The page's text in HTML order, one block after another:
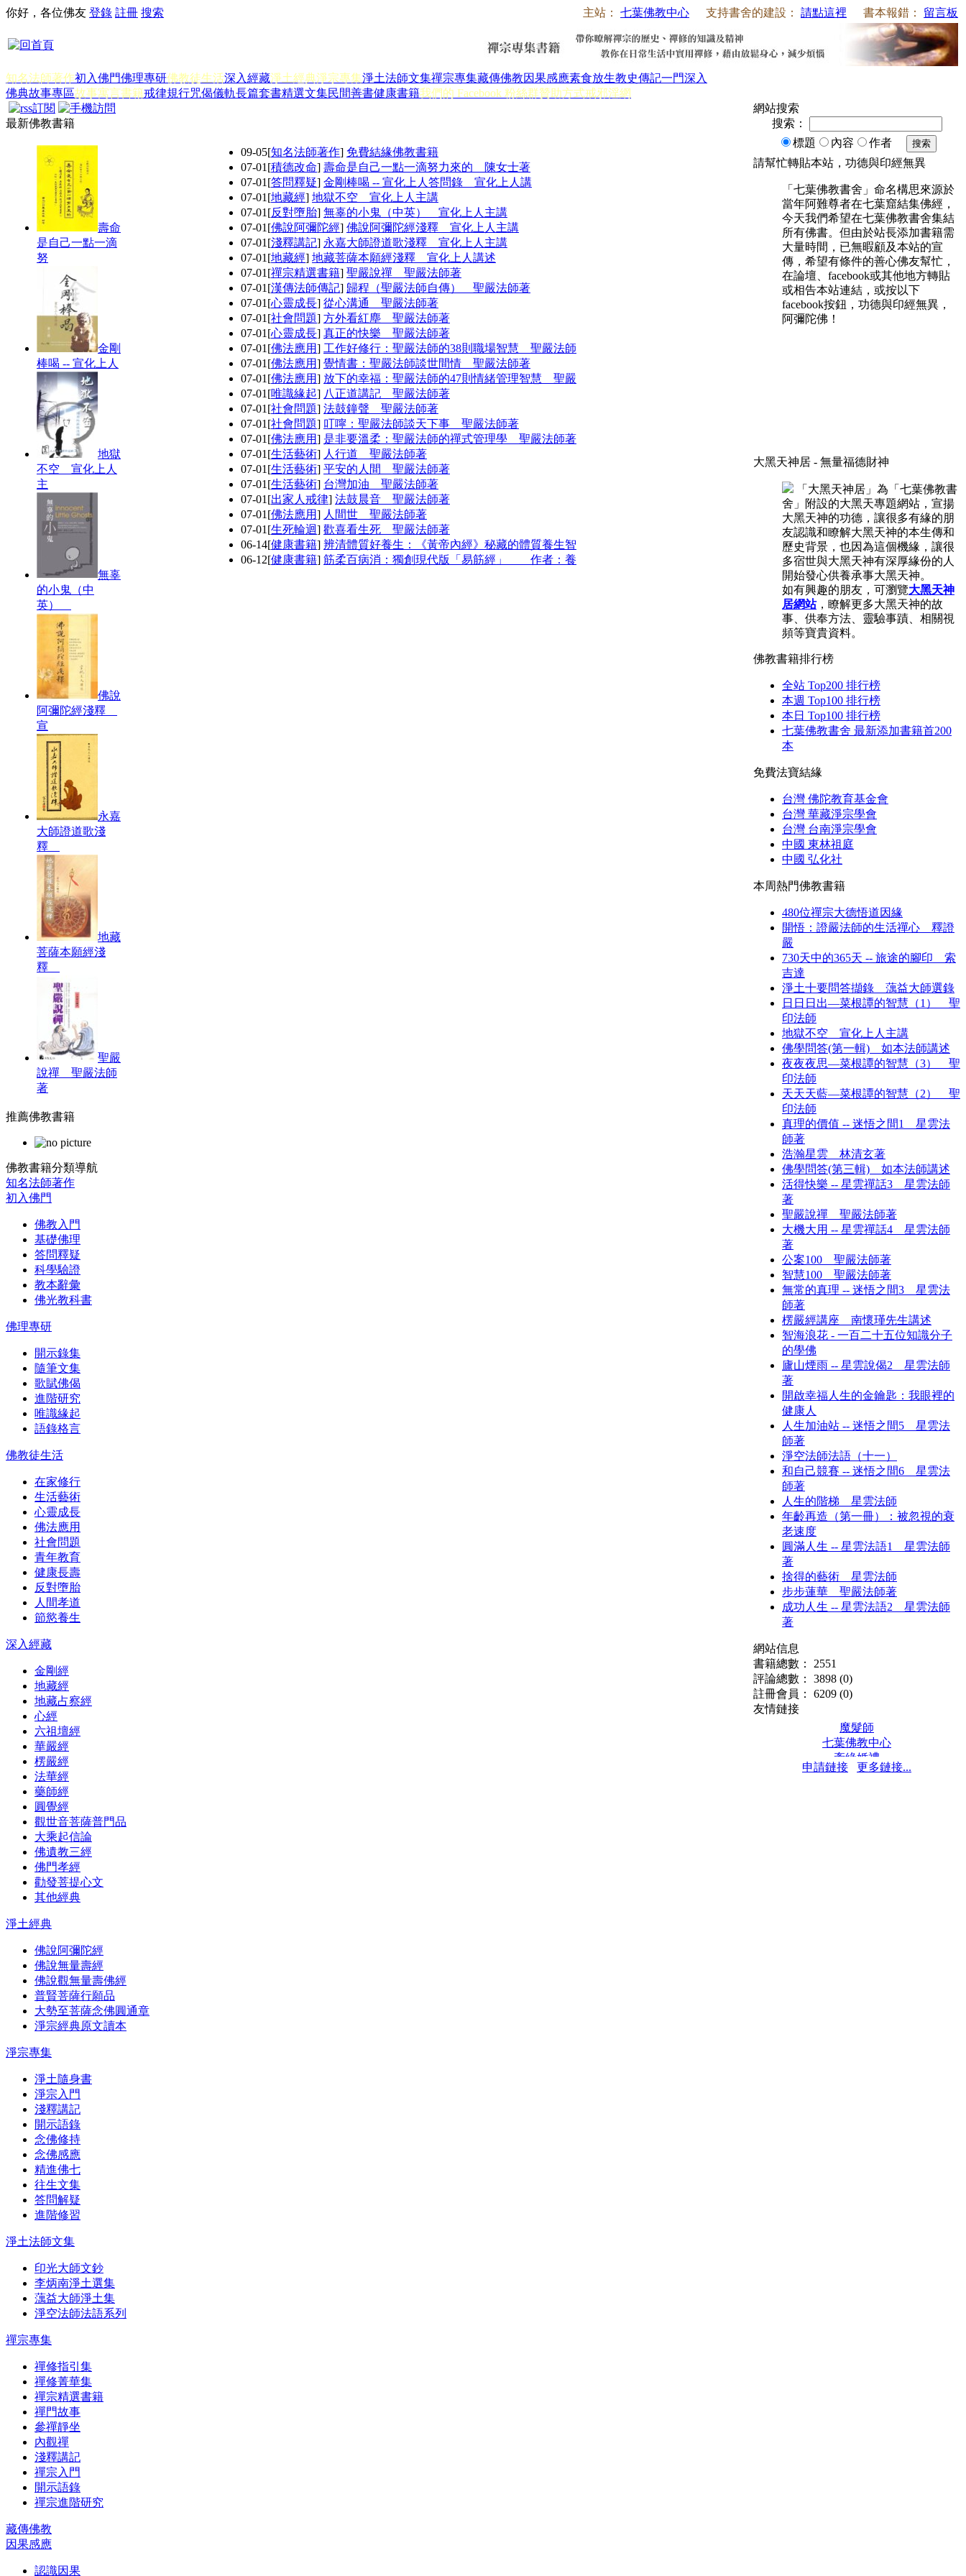
主站： 七葉佛教中心 支持書舍的建設： 請點這裡 書本報錯： 留言板
你好，各位佛友 登錄 註冊 搜索
知名法師著作初入佛門佛理專研佛教徒生活深入經藏淨土經典淨宗專集淨土法師文集禪宗專集藏傳佛教因果感應素食放生教史傳記一門深入
佛典故事專區故事寓言書籍戒律規行咒偈儀軌長篇套書精選文集民間善書健康書籍我們的 Facebook 粉絲群贊助方式戒邪淫網
最新佛教書籍
壽命
是自己一點一滴
努
金剛
棒喝 -- 宣化上人
地獄
不空 宣化上人
主
無辜
的小鬼（中
英）
佛說
阿彌陀經淺釋
宣
永嘉
大師證道歌淺
釋
地藏
菩薩本願經淺
釋
聖嚴
說禪 聖嚴法師
著
09-05[知名法師著作] 免費結緣佛教書籍
07-01 [積德改命] 壽命是自己一點一滴努力來的 陳女士著
07-01 [答問釋疑] 金剛棒喝 -- 宣化上人答問錄 宣化上人講
07-01 [地藏經] 地獄不空 宣化上人主講
07-01 [反對墮胎] 無辜的小鬼（中英） 宣化上人主講
07-01 [佛說阿彌陀經] 佛說阿彌陀經淺釋 宣化上人主講
07-01 [淺釋講記] 永嘉大師證道歌淺釋 宣化上人主講
07-01 [地藏經] 地藏菩薩本願經淺釋 宣化上人講述
07-01 [禪宗精選書籍] 聖嚴說禪 聖嚴法師著
07-01 [漢傳法師傳記] 歸程（聖嚴法師自傳） 聖嚴法師著
07-01 [心靈成長] 從心溝通 聖嚴法師著
07-01 [社會問題] 方外看紅塵 聖嚴法師著
07-01 [心靈成長] 真正的快樂 聖嚴法師著
07-01 [佛法應用] 工作好修行：聖嚴法師的38則職場智慧 聖嚴法師
07-01 [佛法應用] 覺情書：聖嚴法師談世間情 聖嚴法師著
07-01 [佛法應用] 放下的幸福：聖嚴法師的47則情緒管理智慧 聖嚴
07-01 [唯識緣起] 八正道講記 聖嚴法師著
07-01 [社會問題] 法鼓鐘聲 聖嚴法師著
07-01 [社會問題] 叮嚀：聖嚴法師談天下事 聖嚴法師著
07-01 [佛法應用] 是非要溫柔：聖嚴法師的禪式管理學 聖嚴法師著
07-01 [生活藝術] 人行道 聖嚴法師著
07-01 [生活藝術] 平安的人間 聖嚴法師著
07-01 [生活藝術] 台灣加油 聖嚴法師著
07-01 [出家人戒律] 法鼓晨音 聖嚴法師著
07-01 [佛法應用] 人間世 聖嚴法師著
07-01 [生死輪迴] 歡喜看生死 聖嚴法師著
06-14[健康書籍] 辨清體質好養生：《黃帝內經》秘藏的體質養生智
06-12[健康書籍] 筋柔百病消：獨創現代版「易筋經」 作者：養
推薦佛教書籍
佛教書籍分類導航
知名法師著作
初入佛門
佛教入門
基礎佛理
答問釋疑
科學驗證
教本辭彙
佛光教科書
佛理專研
開示錄集
隨筆文集
歌賦佛偈
進階研究
唯識緣起
語錄格言
佛教徒生活
在家修行
生活藝術
心靈成長
佛法應用
社會問題
青年教育
健康長壽
反對墮胎
人間孝道
節慾養生
深入經藏
金剛經
地藏經
地藏占察經
心經
六祖壇經
華嚴經
楞嚴經
法華經
藥師經
圓覺經
觀世音菩薩普門品
大乘起信論
佛遺教三經
佛門孝經
勸發菩提心文
其他經典
淨土經典
佛說阿彌陀經
佛說無量壽經
佛說觀無量壽佛經
普賢菩薩行願品
大勢至菩薩念佛圓通章
淨宗經典原文讀本
淨宗專集
淨土隨身書
淨宗入門
淺釋講記
開示語錄
念佛修持
念佛感應
精進佛七
往生文集
答問解疑
進階修習
淨土法師文集
印光大師文鈔
李炳南淨土選集
蕅益大師淨土集
淨空法師法語系列
禪宗專集
禪修指引集
禪修菁華集
禪宗精選書籍
禪門故事
參禪靜坐
內觀禪
淺釋講記
禪宗入門
開示語錄
禪宗進階研究
藏傳佛教
因果感應
認識因果
網站搜索
搜索：
標題
內容 作者 搜索
請幫忙轉貼本站，功德與印經無異
「七葉佛教書舍」命名構思來源於
當年阿難尊者在七葉窟結集佛經，
今天我們希望在七葉佛教書舍集結
所有佛書。但由於站長添加書籍需
大量時間，已無暇顧及本站的宣
傳，希望有條件的善心佛友幫忙，
在論壇、facebook或其他地方轉貼
或相告本站連結，或按以下
facebook按鈕，功德與印經無異，
阿彌陀佛！
大黑天神居 - 無量福德財神
「大黑天神居」為「七葉佛教書
舍」附設的大黑天專題網站，宣揚
大黑天神的功德，讓很多有緣的朋
友認識和瞭解大黑天神的本生傳和
歷史背景，也因為這個機緣，讓很
多宿世與大黑天神有深厚緣份的人
開始發心供養承事大黑天神。
如有興趣的朋友，可瀏覽大黑天神
居網站，瞭解更多大黑天神的故
事、供奉方法、靈驗事蹟、相關視
頻等寶貴資料。
佛教書籍排行榜
全站 Top200 排行榜
本週 Top100 排行榜
本日 Top100 排行榜
七葉佛教書舍 最新添加書籍首200
本
免費法寶結緣
台灣 佛陀教育基金會
台灣 華藏淨宗學會
台灣 台南淨宗學會
中國 東林祖庭
中國 弘化社
本周熱門佛教書籍
480位禪宗大德悟道因緣
開悟：證嚴法師的生活禪心 釋證
嚴
730天中的365天 -- 旅途的腳印 索
吉達
淨土十要問答擷錄 蕅益大師選錄
日日日出—菜根譚的智慧（1） 聖
印法師
地獄不空 宣化上人主講
佛學問答(第一輯) 如本法師講述
夜夜夜思—菜根譚的智慧（3） 聖
印法師
天天天藍—菜根譚的智慧（2） 聖
印法師
真理的價值 -- 迷悟之間1 星雲法
師著
浩瀚星雲 林清玄著
佛學問答(第三輯) 如本法師講述
活得快樂 -- 星雲禪話3 星雲法師
著
聖嚴說禪 聖嚴法師著
大機大用 -- 星雲禪話4 星雲法師
著
公案100 聖嚴法師著
智慧100 聖嚴法師著
無常的真理 -- 迷悟之間3 星雲法
師著
楞嚴經講座 南懷瑾先生講述
智海浪花 - 一百二十五位知識分子
的學佛
廬山煙雨 -- 星雲說偈2 星雲法師
著
開啟幸福人生的金鑰匙：我眼裡的
健康人
人生加油站 -- 迷悟之間5 星雲法
師著
淨空法師法語（十一）
和自己競賽 -- 迷悟之間6 星雲法
師著
人生的階梯 星雲法師
年齡再造（第一冊）：被忽視的衰
老速度
圓滿人生 -- 星雲法語1 星雲法師
著
捨得的藝術 星雲法師
步步蓮華 聖嚴法師著
成功人生 -- 星雲法語2 星雲法師
著
網站信息
書籍總數： 2551
評論總數： 3898 (0)
註冊會員： 6209 (0)
友情鏈接
魔髮師
七葉佛教中心
牽緣婚禮
保髮堂
申請鏈接 更多鏈接...